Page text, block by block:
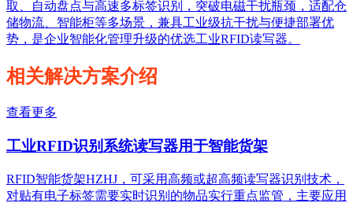
取、自动盘点与高速多标签识别，突破电磁干扰瓶颈，适配仓
储物流、智能柜等多场景，兼具工业级抗干扰与便捷部署优
势，是企业智能化管理升级的优选工业RFID读写器。
相关解决方案介绍
查看更多
工业RFID识别系统读写器用于智能货架
RFID智能货架HZHJ，可采用高频或超高频读写器识别技术，
对贴有电子标签需要实时识别的物品实行重点监管，主要应用